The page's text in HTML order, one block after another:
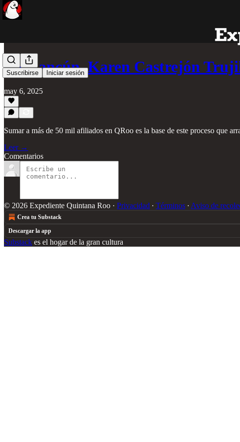
Suscribirse Iniciar sesión
En Cancún, Karen Castrejón
may 6, 2025
Sumar a más de 50 mil afiliados en QRoo es la base de este proceso que
Leer →
Comentarios
© 2026 Expediente Quintana Roo · Privacidad ∙ Términos ∙ Aviso de
Crea tu Substack
Descargar la app
Substack es el hogar de la gran cultura